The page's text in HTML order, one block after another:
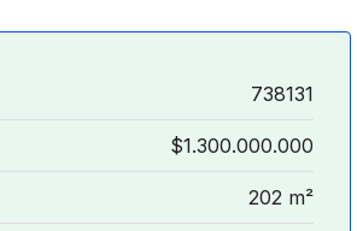
738131
$1.300.000.000
202 m²